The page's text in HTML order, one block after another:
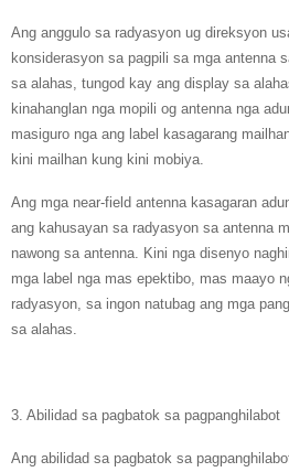
Ang anggulo sa radyasyon ug direksyon
konsiderasyon sa pagpili sa mga antenna
sa alahas, tungod kay ang display sa
kinahanglan nga mopili og antenna nga
masiguro nga ang label kasagarang
kini mailhan kung kini mobiya.
Ang mga near-field antenna kasagaran
ang kahusayan sa radyasyon sa antenna
nawong sa antenna. Kini nga disenyo
mga label nga mas epektibo, mas maayo
radyasyon, sa ingon natubag ang mga
sa alahas.
3. Abilidad sa pagbatok sa pagpanghilabot
Ang abilidad sa pagbatok sa